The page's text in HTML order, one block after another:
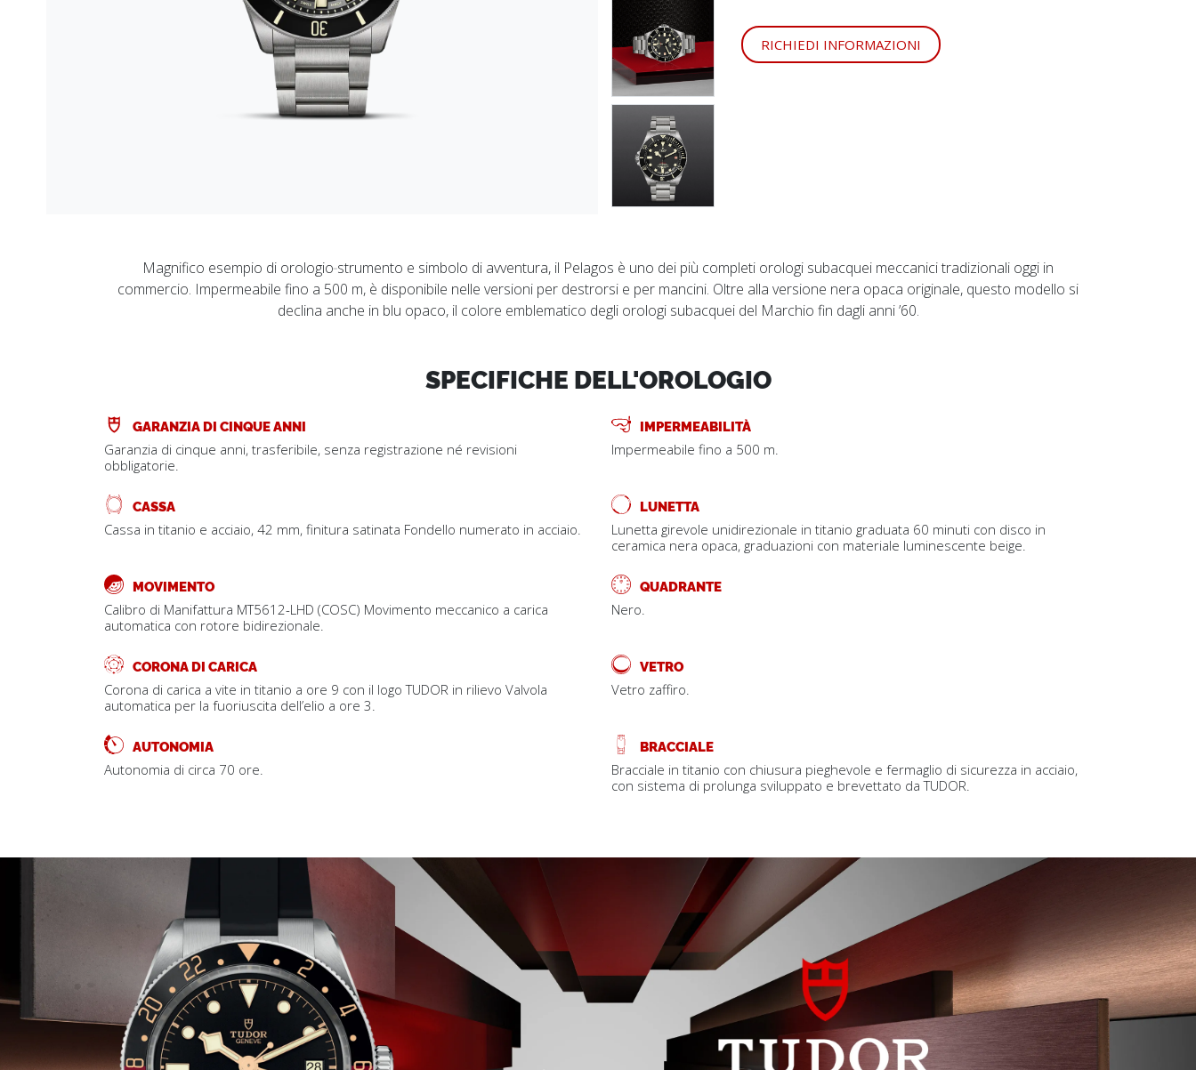
RICHIEDI INFORMAZIONI
Magnifico esempio di orologio‑strumento e simbolo di avventura, il Pelagos è uno dei più completi orologi subacquei meccanici tradizionali oggi in
commercio. Impermeabile fino a 500 m, è disponibile nelle versioni per destrorsi e per mancini. Oltre alla versione nera opaca originale, questo modello si
declina anche in blu opaco, il colore emblematico degli orologi subacquei del Marchio fin dagli anni ’60.
SPECIFICHE DELL'OROLOGIO
GARANZIA DI CINQUE ANNI
Garanzia di cinque anni, trasferibile, senza registrazione né revisioni
obbligatorie.
IMPERMEABILITÀ
Impermeabile fino a 500 m.
CASSA
Cassa in titanio e acciaio, 42 mm, finitura satinata Fondello numerato in acciaio.
LUNETTA
Lunetta girevole unidirezionale in titanio graduata 60 minuti con disco in
ceramica nera opaca, graduazioni con materiale luminescente beige.
MOVIMENTO
Calibro di Manifattura MT5612-LHD (COSC) Movimento meccanico a carica
automatica con rotore bidirezionale.
QUADRANTE
Nero.
CORONA DI CARICA
Corona di carica a vite in titanio a ore 9 con il logo TUDOR in rilievo Valvola
automatica per la fuoriuscita dell’elio a ore 3.
VETRO
Vetro zaffiro.
AUTONOMIA
Autonomia di circa 70 ore.
BRACCIALE
Bracciale in titanio con chiusura pieghevole e fermaglio di sicurezza in acciaio,
con sistema di prolunga sviluppato e brevettato da TUDOR.